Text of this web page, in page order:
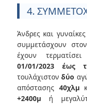
4.
Άνδρες και
συμμετάσχουν
έχουν
01/01/2023 έως
τουλάχιστονδύο
απόστασης 40χλμ
+2400μ ή